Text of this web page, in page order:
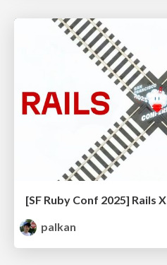
[SF Ruby Conf 2025] Rails X
palkan